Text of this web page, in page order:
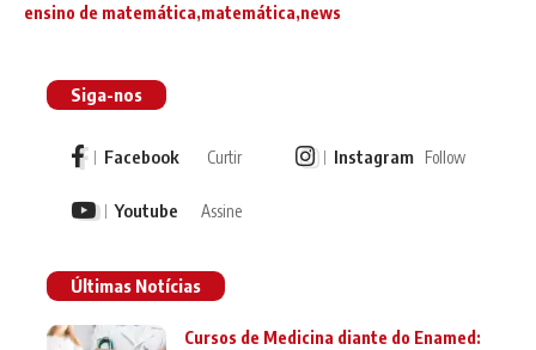
ensino de matemática matemática news
Siga-nos
Facebook Curtir Instagram Follow
Youtube Assine
Últimas Notícias
Cursos de Medicina diante do Enamed: